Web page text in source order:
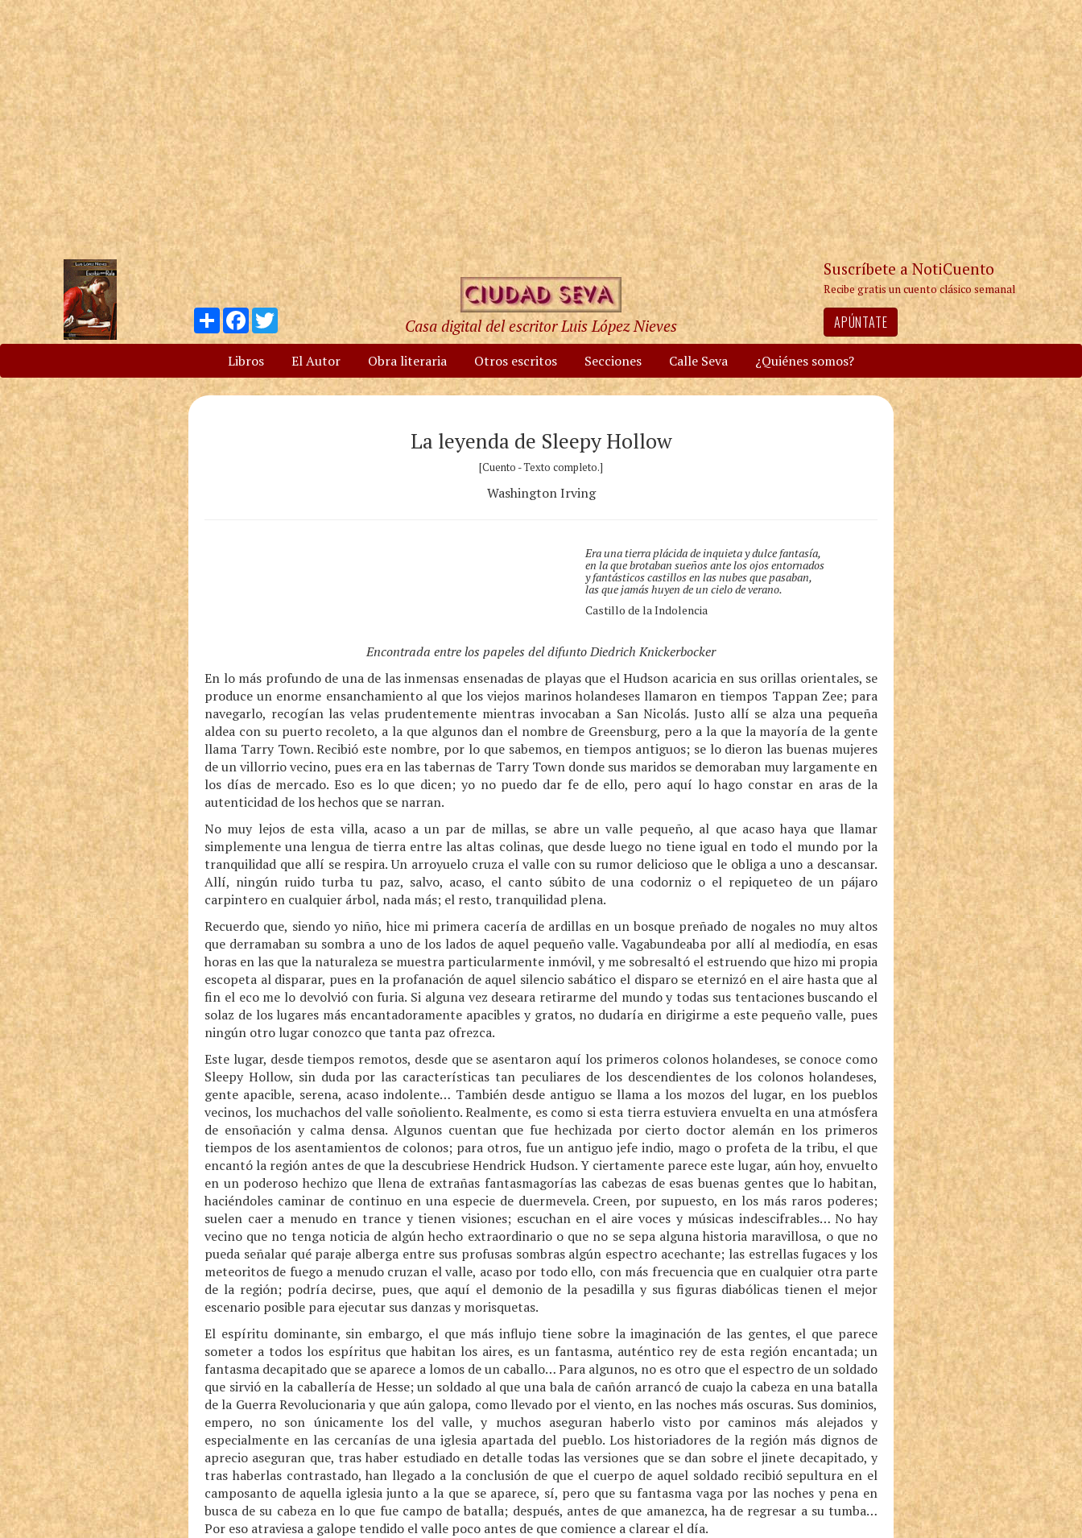
Compartir
Facebook
Twitter
Casa digital del escritor Luis López Nieves
Suscríbete a NotiCuento
Recibe gratis un cuento clásico semanal
APÚNTATE
Libros El Autor Obra literaria Otros escritos Secciones Calle Seva ¿Quiénes somos?
La leyenda de Sleepy Hollow
[Cuento - Texto completo.]
Washington Irving
Era una tierra plácida de inquieta y dulce fantasía,
en la que brotaban sueños ante los ojos entornados
y fantásticos castillos en las nubes que pasaban,
las que jamás huyen de un cielo de verano.
Castillo de la Indolencia
Encontrada entre los papeles del difunto Diedrich Knickerbocker
En lo más profundo de una de las inmensas ensenadas de playas que el Hudson acaricia en sus orillas orientales, se
produce un enorme ensanchamiento al que los viejos marinos holandeses llamaron en tiempos Tappan Zee; para
navegarlo, recogían las velas prudentemente mientras invocaban a San Nicolás. Justo allí se alza una pequeña
aldea con su puerto recoleto, a la que algunos dan el nombre de Greensburg, pero a la que la mayoría de la gente
llama Tarry Town. Recibió este nombre, por lo que sabemos, en tiempos antiguos; se lo dieron las buenas mujeres
de un villorrio vecino, pues era en las tabernas de Tarry Town donde sus maridos se demoraban muy largamente en
los días de mercado. Eso es lo que dicen; yo no puedo dar fe de ello, pero aquí lo hago constar en aras de la
autenticidad de los hechos que se narran.
No muy lejos de esta villa, acaso a un par de millas, se abre un valle pequeño, al que acaso haya que llamar
simplemente una lengua de tierra entre las altas colinas, que desde luego no tiene igual en todo el mundo por la
tranquilidad que allí se respira. Un arroyuelo cruza el valle con su rumor delicioso que le obliga a uno a descansar.
Allí, ningún ruido turba tu paz, salvo, acaso, el canto súbito de una codorniz o el repiqueteo de un pájaro
carpintero en cualquier árbol, nada más; el resto, tranquilidad plena.
Recuerdo que, siendo yo niño, hice mi primera cacería de ardillas en un bosque preñado de nogales no muy altos
que derramaban su sombra a uno de los lados de aquel pequeño valle. Vagabundeaba por allí al mediodía, en esas
horas en las que la naturaleza se muestra particularmente inmóvil, y me sobresaltó el estruendo que hizo mi propia
escopeta al disparar, pues en la profanación de aquel silencio sabático el disparo se eternizó en el aire hasta que al
fin el eco me lo devolvió con furia. Si alguna vez deseara retirarme del mundo y todas sus tentaciones buscando el
solaz de los lugares más encantadoramente apacibles y gratos, no dudaría en dirigirme a este pequeño valle, pues
ningún otro lugar conozco que tanta paz ofrezca.
Este lugar, desde tiempos remotos, desde que se asentaron aquí los primeros colonos holandeses, se conoce como
Sleepy Hollow, sin duda por las características tan peculiares de los descendientes de los colonos holandeses,
gente apacible, serena, acaso indolente… También desde antiguo se llama a los mozos del lugar, en los pueblos
vecinos, los muchachos del valle soñoliento. Realmente, es como si esta tierra estuviera envuelta en una atmósfera
de ensoñación y calma densa. Algunos cuentan que fue hechizada por cierto doctor alemán en los primeros
tiempos de los asentamientos de colonos; para otros, fue un antiguo jefe indio, mago o profeta de la tribu, el que
encantó la región antes de que la descubriese Hendrick Hudson. Y ciertamente parece este lugar, aún hoy, envuelto
en un poderoso hechizo que llena de extrañas fantasmagorías las cabezas de esas buenas gentes que lo habitan,
haciéndoles caminar de continuo en una especie de duermevela. Creen, por supuesto, en los más raros poderes;
suelen caer a menudo en trance y tienen visiones; escuchan en el aire voces y músicas indescifrables… No hay
vecino que no tenga noticia de algún hecho extraordinario o que no se sepa alguna historia maravillosa, o que no
pueda señalar qué paraje alberga entre sus profusas sombras algún espectro acechante; las estrellas fugaces y los
meteoritos de fuego a menudo cruzan el valle, acaso por todo ello, con más frecuencia que en cualquier otra parte
de la región; podría decirse, pues, que aquí el demonio de la pesadilla y sus figuras diabólicas tienen el mejor
escenario posible para ejecutar sus danzas y morisquetas.
El espíritu dominante, sin embargo, el que más influjo tiene sobre la imaginación de las gentes, el que parece
someter a todos los espíritus que habitan los aires, es un fantasma, auténtico rey de esta región encantada; un
fantasma decapitado que se aparece a lomos de un caballo… Para algunos, no es otro que el espectro de un soldado
que sirvió en la caballería de Hesse; un soldado al que una bala de cañón arrancó de cuajo la cabeza en una batalla
de la Guerra Revolucionaria y que aún galopa, como llevado por el viento, en las noches más oscuras. Sus dominios,
empero, no son únicamente los del valle, y muchos aseguran haberlo visto por caminos más alejados y
especialmente en las cercanías de una iglesia apartada del pueblo. Los historiadores de la región más dignos de
aprecio aseguran que, tras haber estudiado en detalle todas las versiones que se dan sobre el jinete decapitado, y
tras haberlas contrastado, han llegado a la conclusión de que el cuerpo de aquel soldado recibió sepultura en el
camposanto de aquella iglesia junto a la que se aparece, sí, pero que su fantasma vaga por las noches y pena en
busca de su cabeza en lo que fue campo de batalla; después, antes de que amanezca, ha de regresar a su tumba…
Por eso atraviesa a galope tendido el valle poco antes de que comience a clarear el día.